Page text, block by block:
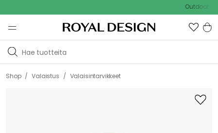
Outdoor Sale
Shop / Valaistus / Valaisintarvikkeet